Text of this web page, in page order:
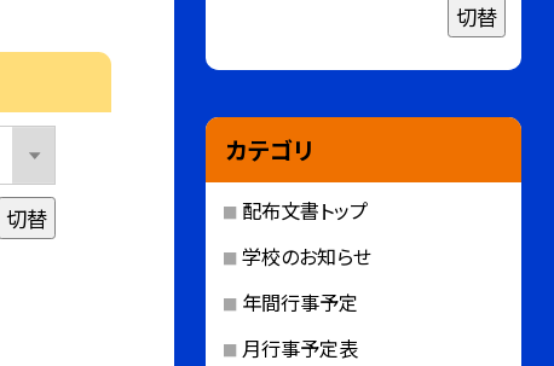
切替
切替
カテゴリ
配布文書トップ
学校のお知らせ
年間行事予定
月行事予定表